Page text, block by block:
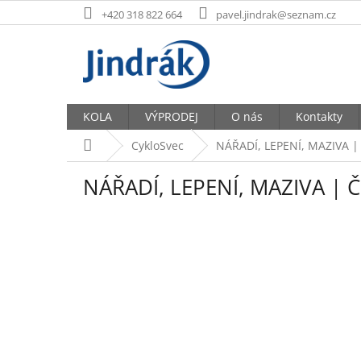
na
+420 318 822 664 pavel.jindrak@seznam.cz
KOLA VÝPRODEJ O nás Kontakty
Domů CykloSvec NÁŘADÍ, LEPENÍ, MAZIVA
NÁŘADÍ, LEPENÍ, MAZIVA |